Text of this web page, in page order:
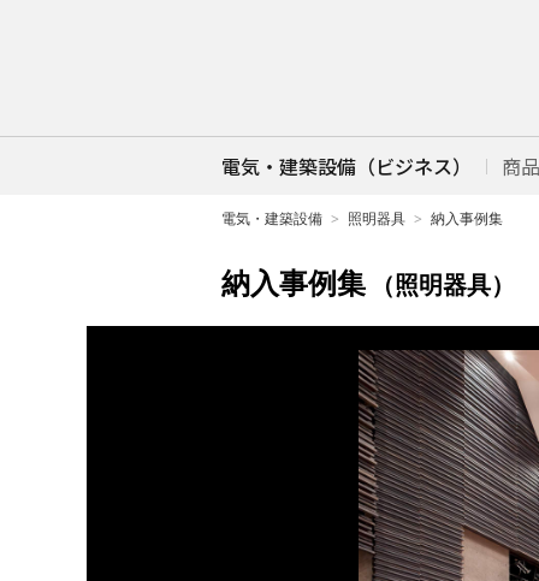
電気・建築設備（ビジネス） 商
電気・建築設備 照明器具 納入事例集
納入事例集 （照明器具）